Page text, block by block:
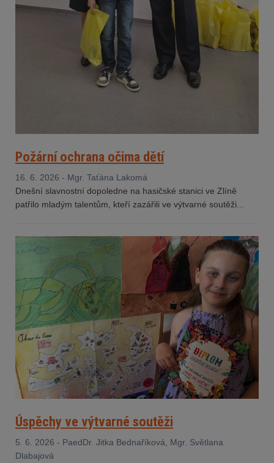
Požární ochrana očima dětí
16. 6. 2026 - Mgr. Taťána Lakomá
Dnešní slavnostní dopoledne na hasičské stanici ve Zlíně
patřilo mladým talentům, kteří zazářili ve výtvarné soutěži...
Úspěchy ve výtvarné soutěži
5. 6. 2026 - PaedDr. Jitka Bednaříková, Mgr. Světlana
Dlabajová